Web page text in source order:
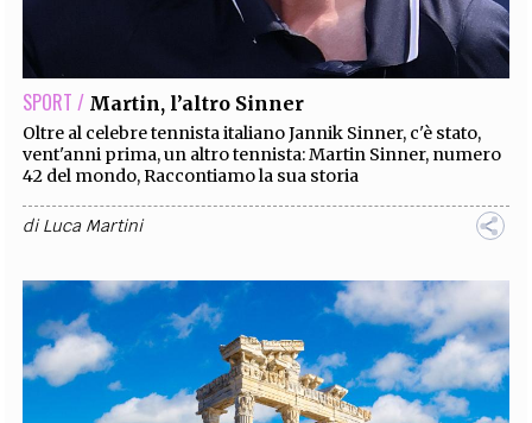
EXTRA
PROCEEDINGS PUBBLICITÀ CONTATTI
SOCIAL MEDIA
SPORT / Martin, l’altro Sinner
Oltre al celebre tennista italiano Jannik Sinner, c'è stato,
vent'anni prima, un altro tennista: Martin Sinner, numero
42 del mondo, Raccontiamo la sua storia
diLuca Martini